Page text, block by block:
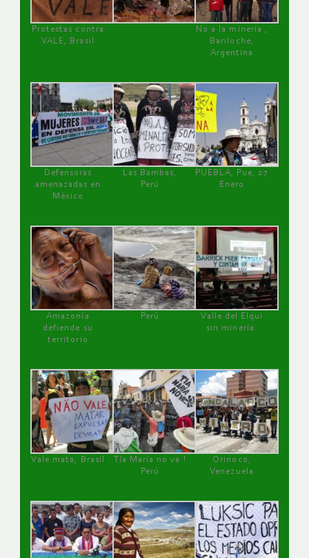
Protestas contra
VALE, Brasil
No a la minería ,
Bariloche,
Argentina
Defensoras
amenazadas en
México
Las Bambas,
Perú
PUEBLA, Pue, 27
Enero
Amazonía
defiende su
territorio
Perú
Valle del Elqui
sin minería.
Vale mata, Brasil
Tía María no va !
Perú
Orinoco,
Venezuela